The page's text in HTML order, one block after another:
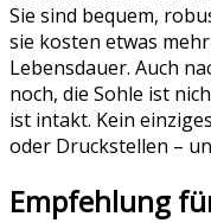
Sie sind bequem,
sie kosten etwas
Lebensdauer. Auch
noch, die Sohle ist
ist intakt. Kein
oder Druckstellen –
Empfehlung